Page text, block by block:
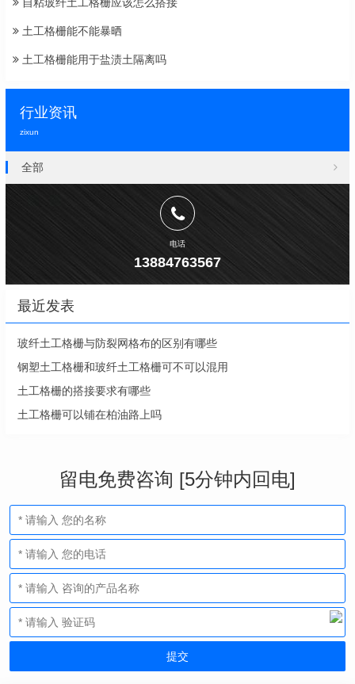
自粘玻纤土工格栅应该怎么搭接
土工格栅能不能暴晒
土工格栅能用于盐渍土隔离吗
行业资讯
zixun
全部
电话
13884763567
最近发表
玻纤土工格栅与防裂网格布的区别有哪些
钢塑土工格栅和玻纤土工格栅可不可以混用
土工格栅的搭接要求有哪些
土工格栅可以铺在柏油路上吗
留电免费咨询 [5分钟内回电]